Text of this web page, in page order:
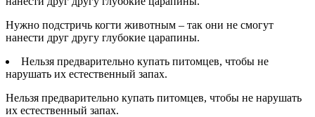
Нужно подстричь когти животным – так они не смогут
нанести друг другу глубокие царапины.
Нельзя предварительно купать питомцев, чтобы не
нарушать их естественный запах.
Нельзя предварительно купать питомцев, чтобы не нарушать
их естественный запах.